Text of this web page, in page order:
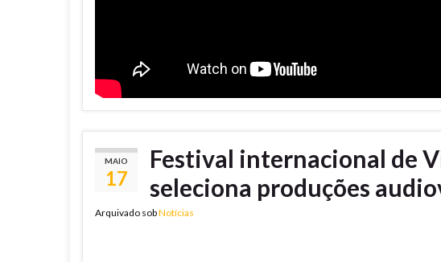
MAIO
17
Festival internacional de
seleciona produções
Arquivado sobNotícias